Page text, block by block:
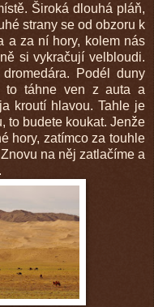
Široká dlouhá pláň,
strany se od obzoru k
a za ní hory, kolem nás
si vykračují velbloudi.
Podél duny
to táhne ven z auta a
kroutí hlavou. Tahle je
to budete koukat. Jenže
hory, zatímco za touhle
na něj zatlačíme a